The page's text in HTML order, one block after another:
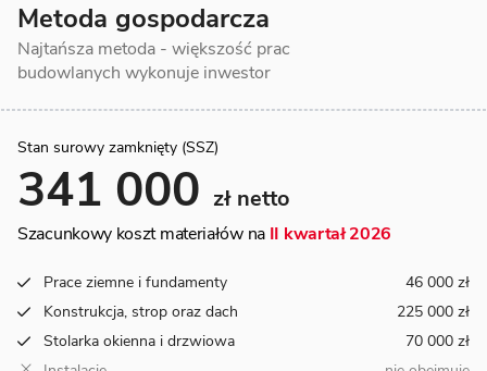
Metoda gospodarcza
Najtańsza metoda - większość prac
budowlanych wykonuje inwestor
Stan surowy zamknięty (SSZ)
341 000 zł netto
Szacunkowy koszt materiałów na II kwartał 2026
Prace ziemne i fundamenty
46 000 zł
Konstrukcja, strop oraz dach
225 000 zł
Stolarka okienna i drzwiowa
70 000 zł